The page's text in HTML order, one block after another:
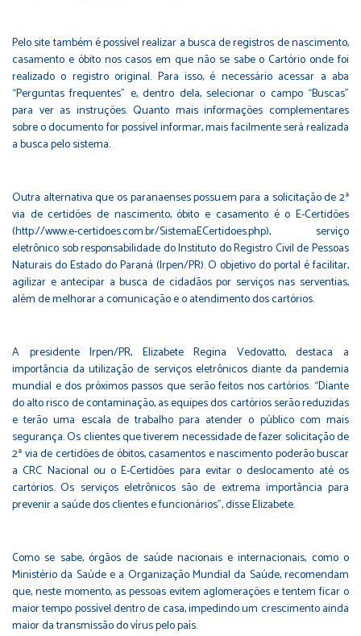
Pelo site também é possível realizar a busca de registros de nascimento,
casamento e óbito nos casos em que não se sabe o Cartório onde foi
realizado o registro original. Para isso, é necessário acessar a aba
“Perguntas frequentes” e, dentro dela, selecionar o campo “Buscas”
para ver as instruções. Quanto mais informações complementares
sobre o documento for possível informar, mais facilmente será realizada
a busca pelo sistema.
Outra alternativa que os paranaenses possuem para a solicitação de 2ª
via de certidões de nascimento, óbito e casamento é o E-Certidões
(http://www.e-certidoes.com.br/SistemaECertidoes.php), serviço
eletrônico sob responsabilidade do Instituto do Registro Civil de Pessoas
Naturais do Estado do Paraná (Irpen/PR). O objetivo do portal é facilitar,
agilizar e antecipar a busca de cidadãos por serviços nas serventias,
além de melhorar a comunicação e o atendimento dos cartórios.
A presidente Irpen/PR, Elizabete Regina Vedovatto, destaca a
importância da utilização de serviços eletrônicos diante da pandemia
mundial e dos próximos passos que serão feitos nos cartórios. “Diante
do alto risco de contaminação, as equipes dos cartórios serão reduzidas
e terão uma escala de trabalho para atender o público com mais
segurança. Os clientes que tiverem necessidade de fazer solicitação de
2ª via de certidões de óbitos, casamentos e nascimento poderão buscar
a CRC Nacional ou o E-Certidões para evitar o deslocamento até os
cartórios. Os serviços eletrônicos são de extrema importância para
prevenir a saúde dos clientes e funcionários”, disse Elizabete.
Como se sabe, órgãos de saúde nacionais e internacionais, como o
Ministério da Saúde e a Organização Mundial da Saúde, recomendam
que, neste momento, as pessoas evitem aglomerações e tentem ficar o
maior tempo possível dentro de casa, impedindo um crescimento ainda
maior da transmissão do vírus pelo país.